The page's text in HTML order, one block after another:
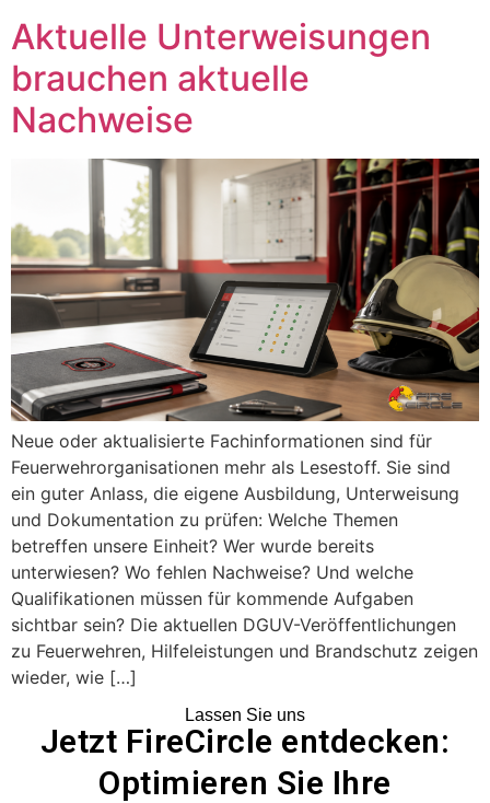
Aktuelle Unterweisungen
brauchen aktuelle
Nachweise
Neue oder aktualisierte Fachinformationen sind für
Feuerwehrorganisationen mehr als Lesestoff. Sie sind
ein guter Anlass, die eigene Ausbildung, Unterweisung
und Dokumentation zu prüfen: Welche Themen
betreffen unsere Einheit? Wer wurde bereits
unterwiesen? Wo fehlen Nachweise? Und welche
Qualifikationen müssen für kommende Aufgaben
sichtbar sein? Die aktuellen DGUV-Veröffentlichungen
zu Feuerwehren, Hilfeleistungen und Brandschutz zeigen
wieder, wie […]
Lassen Sie uns
Jetzt FireCircle entdecken:
Optimieren Sie Ihre